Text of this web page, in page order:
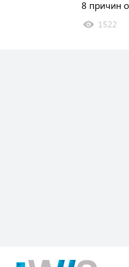
8 причин
1522